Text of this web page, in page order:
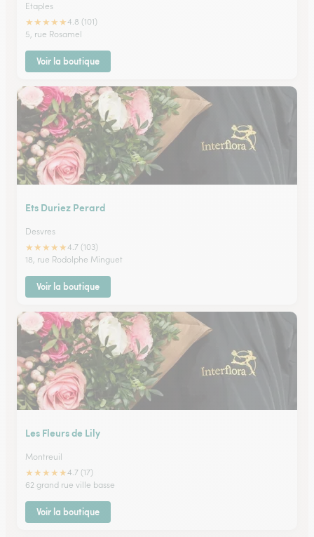
Etaples
★★★★★4.8 (101)
5, rue Rosamel
Voir la boutique
Ets Duriez Perard
Desvres
★★★★★4.7 (103)
18, rue Rodolphe Minguet
Voir la boutique
Les Fleurs de Lily
Montreuil
★★★★★4.7 (17)
62 grand rue ville basse
Voir la boutique